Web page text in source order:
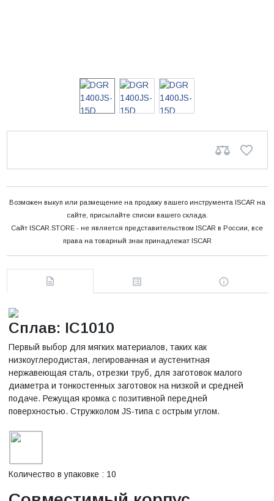
Возможен выкуп или размещение на продажу вашего инструмента ISCAR на
сайте, присылайте списки вашего склада.
Сайт ISCAR.STORE - не является представительством ISCAR в России, все
права на товарный знак принадлежат ISCAR
Сплав: IC1010
Первый выбор для мягких материалов, таких как
низкоуглеродистая, легированная и аустенитная
нержавеющая сталь, отрезки труб, для заготовок малого
диаметра и тонкостенных заготовок на низкой и средней
подаче. Режущая кромка с позитивной передней
поверхностью. Стружколом JS-типа с острым углом.
Количество в упаковке : 10